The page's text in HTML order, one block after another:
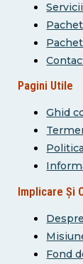
Servicii
Pagini Utile
Ghid
Implicare Și
Fond